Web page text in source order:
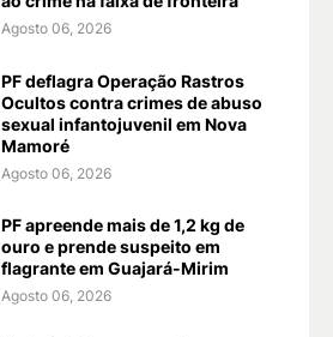
Agosto 06, 2026
PF deflagra Operação Rastros
Ocultos contra crimes de abuso
sexual infantojuvenil em Nova
Mamoré
Agosto 06, 2026
PF apreende mais de 1,2 kg de
ouro e prende suspeito em
flagrante em Guajará-Mirim
Agosto 06, 2026